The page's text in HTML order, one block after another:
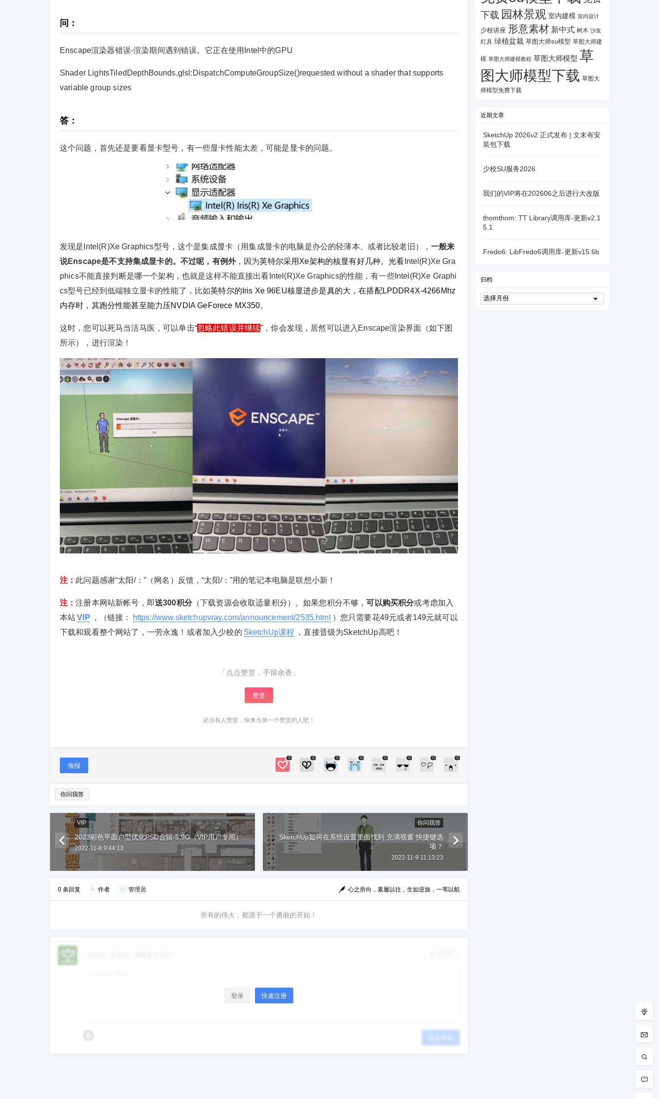
问：
Enscape渲染器错误-渲染期间遇到错误。它正在使用Intel中的GPU
Shader LightsTiledDepthBounds.glsl:DispatchComputeGroupSize()requested without a shader that supports
variable group sizes
答：
这个问题，首先还是要看显卡型号，有一些显卡性能太差，可能是显卡的问题。
发现是Intel(R)Xe Graphics型号，这个是集成显卡（用集成显卡的电脑是办公的轻薄本、或者比较老旧），一般来
说Enscape是不支持集成显卡的。不过呢，有例外，因为英特尔采用Xe架构的核显有好几种。光看 Intel(R)Xe Gra
phics不能直接判断是哪一个架构，也就是这样不能直接出看Intel(R)Xe Graphics的性能，有一些Intel(R)Xe Graphi
cs型号已经到低端独立显卡的性能了，比如英特尔的Iris Xe 96EU核显进步是真的大，在搭配LPDDR4X-4266Mhz
内存时，其跑分性能甚至能力压NVDIA GeForece MX350。
这时，您可以死马当活马医，可以单击“忽略此错误并继续”，你会发现，居然可以进入Enscape渲染界面（如下图
所示），进行渲染！
注： 此问题感谢“太阳/：”（网名）反馈，“太阳/：”用的笔记本电脑是联想小新！
注：注册本网站新帐号，即送300积分（下载资源会收取适量积分）。如果您积分不够，可以购买积分或考虑加入
本站VIP ，（链接： https://www.sketchupvray.com/announcement/2535.html ）您只需要花49元或者149元就可以
下载和观看整个网站了，一劳永逸！或者加入少校的 SketchUp课程 ，直接晋级为SketchUp高吧！
「点点赞赏，手留余香」
赞赏
还没有人赞赏，快来当第一个赞赏的人吧！
海报
0 0 0 0 0 0 0 0
你问我答
少校-LA @ SketchUp自学
Enscape渲染器错误-渲染期间
遇到错误。它正在使用Intel中的
问： Enscape渲染器错误-渲染期间遇到错误。它
正在使用Intel中的GPU Shader LightsTiledDepth
Bounds.glsl:DispatchComputeGroupSize()reque
sted without a shader that supports variable grou
p sizes 答： 这个问题，首先还是要看显卡型号，
老旧），一般来说Enscape是不支持集成显卡
的。不过呢，有例外，因为英特尔采用Xe架构的
核显有好几种。光看Intel(R)Xe Graphics不能直
接判断是哪一个架构，也就是这样不能直接出看I
ntel(R)Xe Graphics的性能，有一些Intel(R)Xe Gr
aphics型号已经到低端独立显卡的性能了，比如
英特尔的Iris Xe 96EU核显进步是真的大，在搭配
力压NVDIA GeForece MX350。 这时，您可以死
发现，居然可以进入Enscape渲染界面（如下图
所示），进行渲染！ 注：此问题感谢“太阳/：”
（网名）反馈，“太阳/：”用的笔记本电脑是联想
小新！ 注：注册本网站新帐号，即送300积分
https://www.sketchupvray.com/announcement/25
35.html）您只需要花49元或者149元就可以下载
和观看整个网站了，一劳永逸！或者加入少校的S
藏
2 元 5 元 10 元
20 元 50 元 自定义
付费内容
VIP
2023彩色平面户型优化PSD合辑-5.9G（VIP用户专用）
2022-11-8 9:44:13
你问我答
SketchUp如何在系统设置里面找到 充满视窗 快捷键选
项？
2022-11-9 11:13:23
0 条回复 A 作者 M 管理员 心之所向，素履以往，生如逆旅，一苇以航
所有的伟大，都源于一个勇敢的开始！
登录 快速注册
下载 园林景观 室内建模 室内设计
少校讲座 形意素材 新中式 树木 沙发
灯具 绿植盆栽 草图大师su模型 草图大师建
模 草图大师建模教程 草图大师模型 草
图大师模型下载 草图大
师模型免费下载
近期文章
SketchUp 2026v2 正式发布 | 文末有安
装包下载
少校SU服务2026
我们的VIP将在202606之后进行大改版
thomthom: TT Library调用库-更新v2.1
5.1
Fredo6: LibFredo6调用库-更新v15.6b
归档
您没有权限发布内容，请购买会员或者提升权
限。